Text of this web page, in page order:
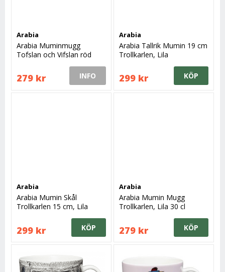
Arabia
Arabia Muminmugg
Tofslan och Vifslan röd
279 kr INFO
Arabia
Arabia Tallrik Mumin 19 cm
Trollkarlen, Lila
299 kr KÖP
Arabia
Arabia Mumin Skål
Trollkarlen 15 cm, Lila
299 kr KÖP
Arabia
Arabia Mumin Mugg
Trollkarlen, Lila 30 cl
279 kr KÖP